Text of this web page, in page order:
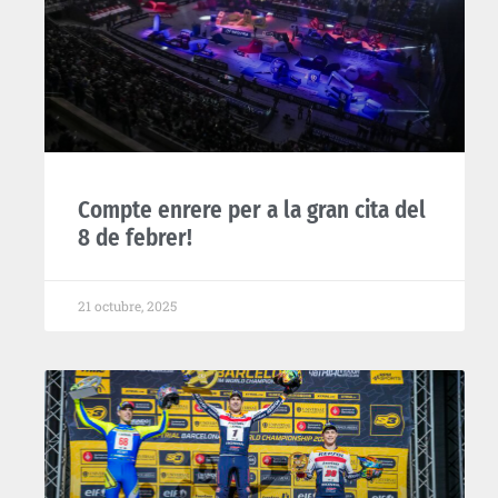
Compte enrere per a la gran cita del
8 de febrer!
21 octubre, 2025